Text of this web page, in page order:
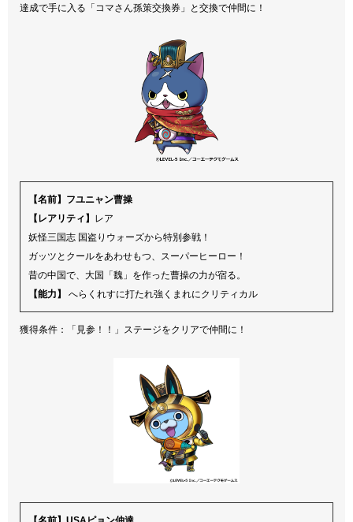
達成で手に入る「コマさん孫策交換券」と交換で仲間に！
【名前】フユニャン曹操
【レアリティ】 レア
妖怪三国志 国盗りウォーズから特別参戦！
ガッツとクールをあわせもつ、スーパーヒーロー！
昔の中国で、大国「魏」を作った曹操の力が宿る。
【能力】
へらくれすに打たれ強くまれにクリティカル
獲得条件：「見参！！」ステージをクリアで仲間に！